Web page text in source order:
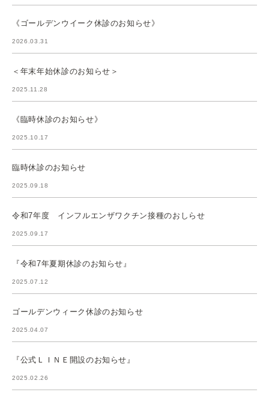
《ゴールデンウイーク休診のお知らせ》
2026.03.31
＜年末年始休診のお知らせ＞
2025.11.28
《臨時休診のお知らせ》
2025.10.17
臨時休診のお知らせ
2025.09.18
令和7年度 インフルエンザワクチン接種のおしらせ
2025.09.17
『令和7年夏期休診のお知らせ』
2025.07.12
ゴールデンウィーク休診のお知らせ
2025.04.07
『公式ＬＩＮＥ開設のお知らせ』
2025.02.26